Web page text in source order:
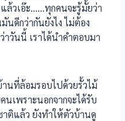
ล้วเอ๊ะ……ทุกคนจะรู้มั้ยว่า
ดีกว่ากันยังไง ไม่ต้อง
าวันนี้ เราได้นำคำตอบมา
นที่ล้อมรอบไปด้วยรั้วไม้
เพราะนอกจากจะได้รับ
ติแล้ว ยังทำให้ตัวบ้านดู